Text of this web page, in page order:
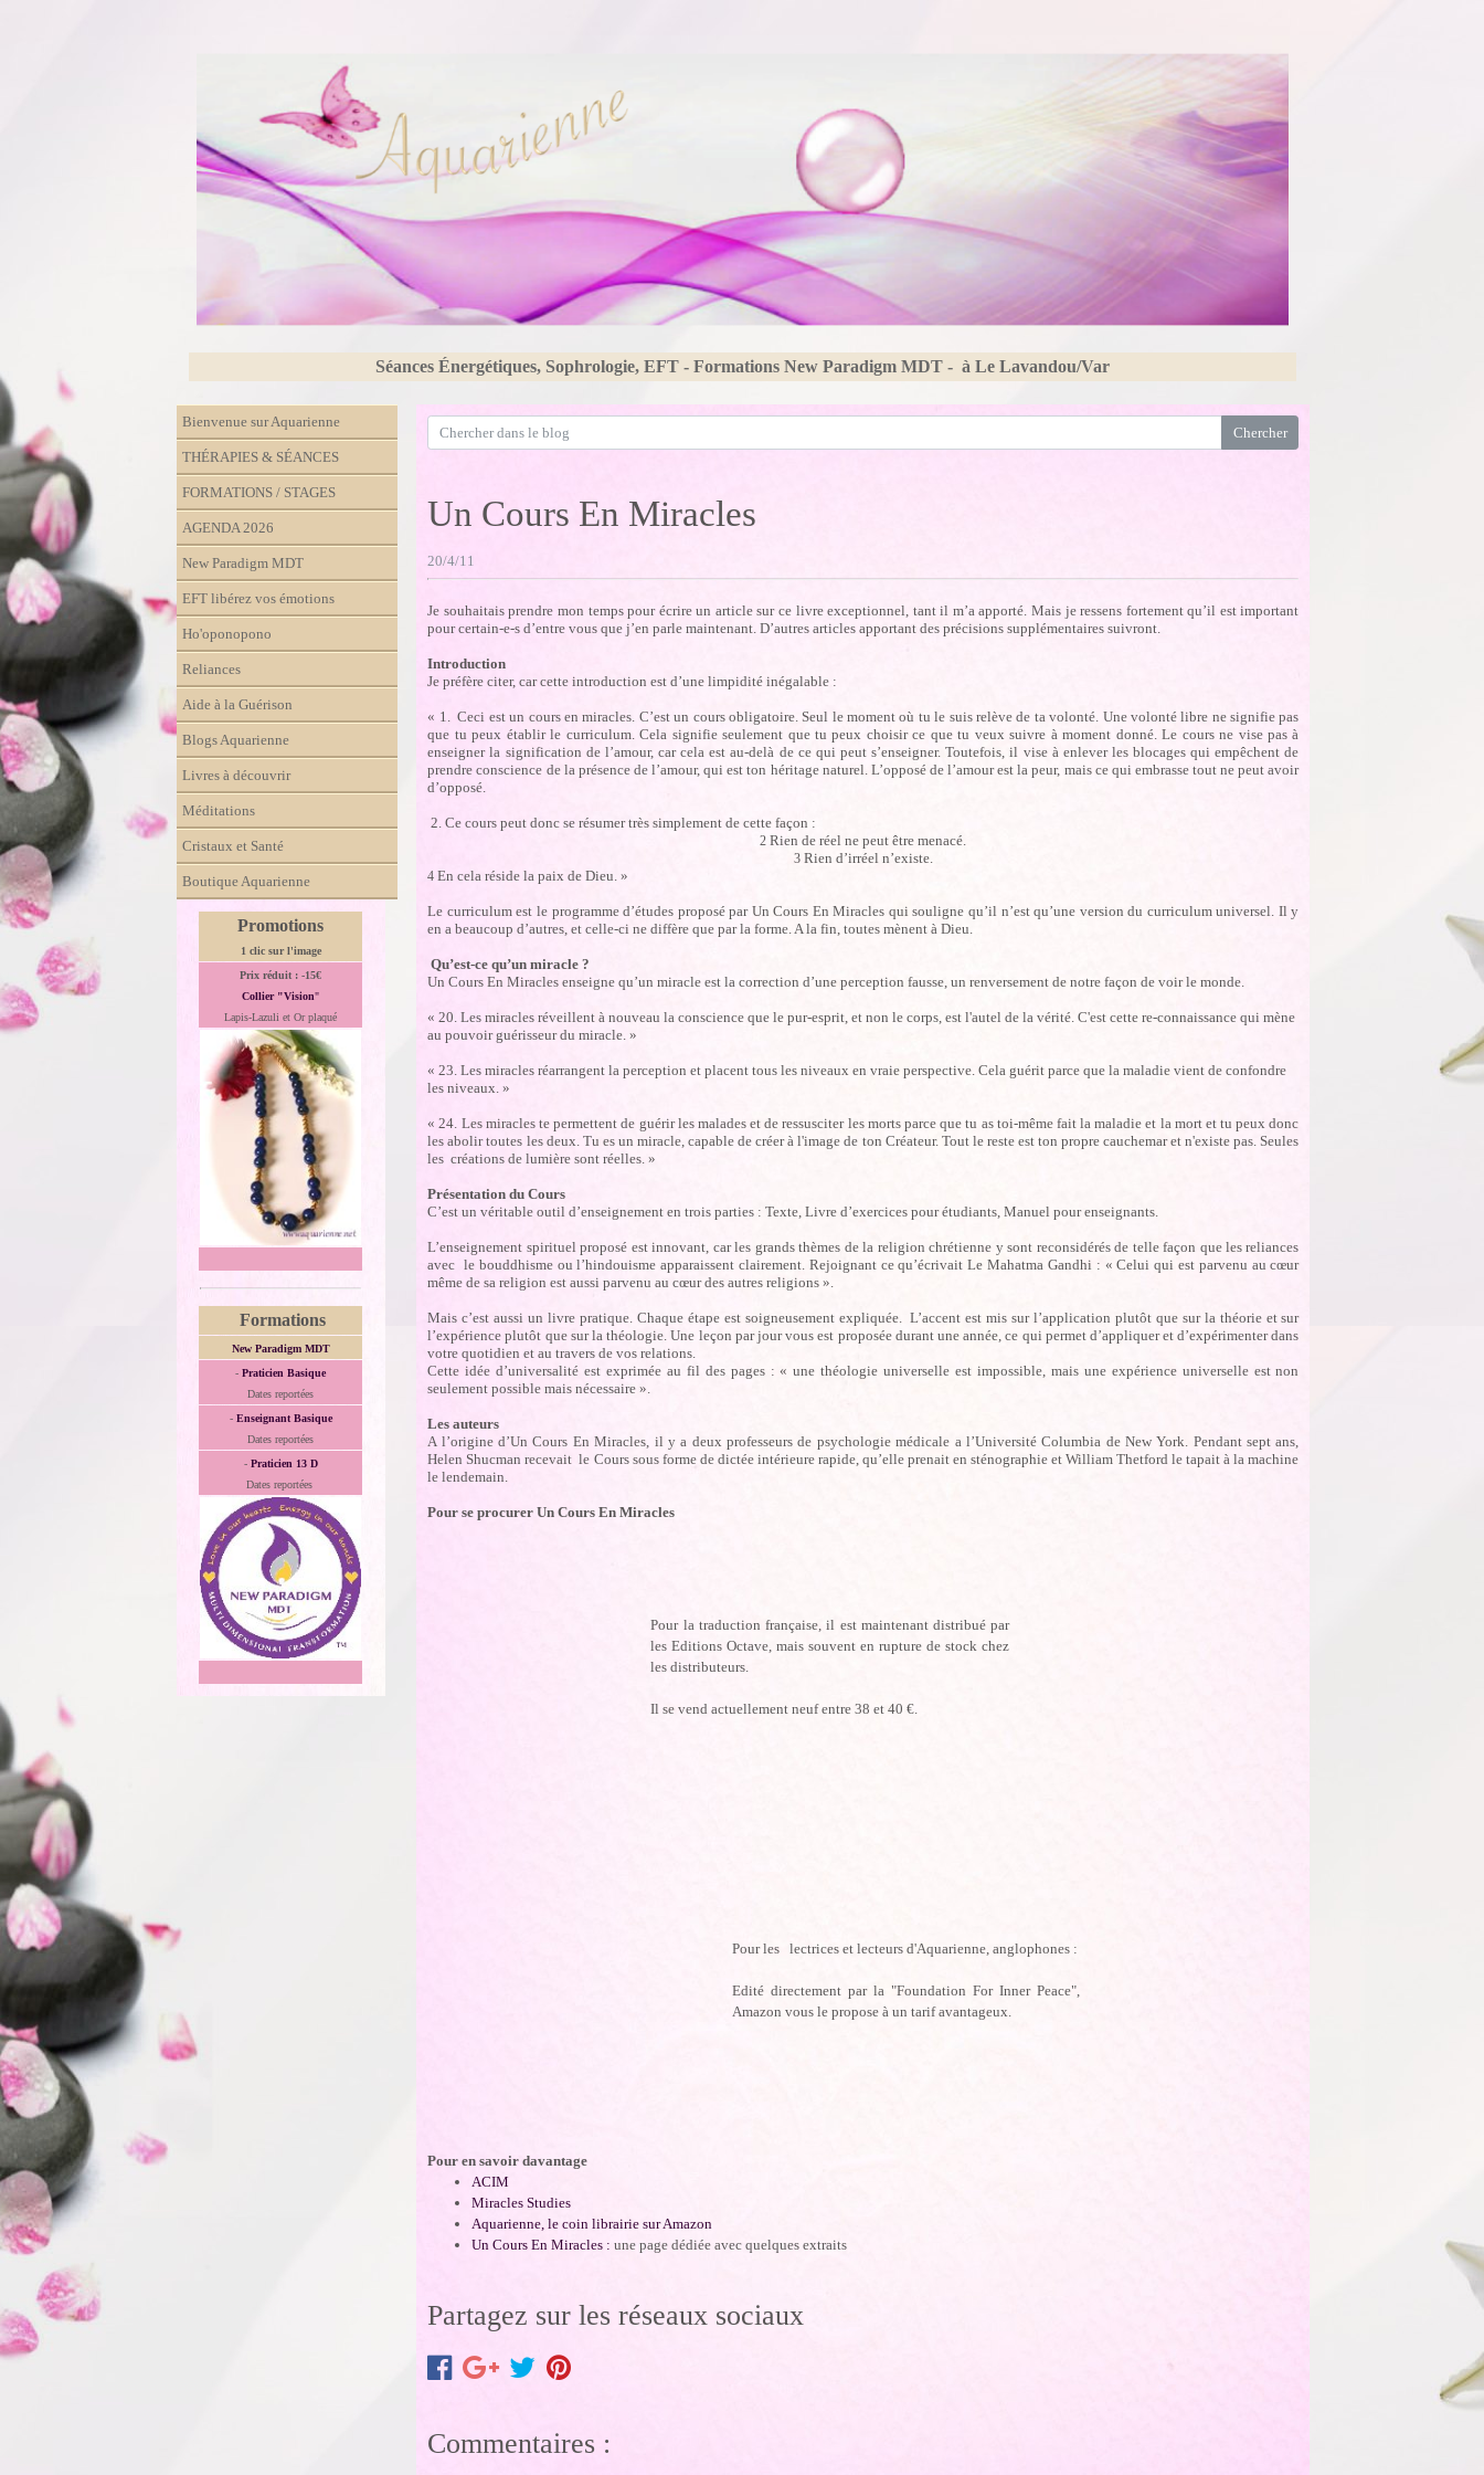
Séances Énergétiques, Sophrologie, EFT - Formations New Paradigm MDT - à Le Lavandou/Var
Bienvenue sur Aquarienne
THÉRAPIES & SÉANCES
FORMATIONS / STAGES
AGENDA 2026
New Paradigm MDT
EFT libérez vos émotions
Ho'oponopono
Reliances
Aide à la Guérison
Blogs Aquarienne
Livres à découvrir
Méditations
Cristaux et Santé
Boutique Aquarienne
Promotions
1 clic sur l'image
Prix réduit : -15€
Collier "Vision"
Lapis-Lazuli et Or plaqué
Formations
New Paradigm MDT
-Praticien Basique
Dates reportées
- Enseignant Basique
Dates reportées
- Praticien 13 D
Dates reportées
Un Cours En Miracles
20/4/11
Je souhaitais prendre mon temps pour écrire un article sur ce livre exceptionnel, tant il m’a apporté. Mais je ressens fortement qu’il est important
pour certain-e-s d’entre vous que j’en parle maintenant. D’autres articles apportant des précisions supplémentaires suivront.
Introduction
Je préfère citer, car cette introduction est d’une limpidité inégalable :
« 1. Ceci est un cours en miracles. C’est un cours obligatoire. Seul le moment où tu le suis relève de ta volonté. Une volonté libre ne signifie pas
que tu peux établir le curriculum. Cela signifie seulement que tu peux choisir ce que tu veux suivre à moment donné. Le cours ne vise pas à
enseigner la signification de l’amour, car cela est au-delà de ce qui peut s’enseigner. Toutefois, il vise à enlever les blocages qui empêchent de
prendre conscience de la présence de l’amour, qui est ton héritage naturel. L’opposé de l’amour est la peur, mais ce qui embrasse tout ne peut avoir
d’opposé.
2. Ce cours peut donc se résumer très simplement de cette façon :
2 Rien de réel ne peut être menacé.
3Rien d’irréel n’existe.
4 En cela réside la paix de Dieu. »
Le curriculum est le programme d’études proposé par Un Cours En Miracles qui souligne qu’il n’est qu’une version du curriculum universel. Il y
en a beaucoup d’autres, et celle-ci ne diffère que par la forme. A la fin, toutes mènent à Dieu.
Qu’est-ce qu’un miracle ?
Un Cours En Miracles enseigne qu’un miracle est la correction d’une perception fausse, un renversement de notre façon de voir le monde.
« 20. Les miracles réveillent à nouveau la conscience que le pur-esprit, et non le corps, est l'autel de la vérité. C'est cette re-connaissance qui mène
au pouvoir guérisseur du miracle. »
« 23. Les miracles réarrangent la perception et placent tous les niveaux en vraie perspective. Cela guérit parce que la maladie vient de confondre
les niveaux. »
« 24. Les miracles te permettent de guérir les malades et de ressusciter les morts parce que tu as toi-même fait la maladie et la mort et tu peux donc
les abolir toutes les deux. Tu es un miracle, capable de créer à l'image de ton Créateur. Tout le reste est ton propre cauchemar et n'existe pas. Seules
les créations de lumière sont réelles. »
Présentation du Cours
C’est un véritable outil d’enseignement en trois parties : Texte, Livre d’exercices pour étudiants, Manuel pour enseignants.
L’enseignement spirituel proposé est innovant, car les grands thèmes de la religion chrétienne y sont reconsidérés de telle façon que les reliances
avec le bouddhisme ou l’hindouisme apparaissent clairement. Rejoignant ce qu’écrivait Le Mahatma Gandhi : « Celui qui est parvenu au cœur
même de sa religion est aussi parvenu au cœur des autres religions ».
Mais c’est aussi un livre pratique. Chaque étape est soigneusement expliquée. L’accent est mis sur l’application plutôt que sur la théorie et sur
l’expérience plutôt que sur la théologie. Une leçon par jour vous est proposée durant une année, ce qui permet d’appliquer et d’expérimenter dans
votre quotidien et au travers de vos relations.
Cette idée d’universalité est exprimée au fil des pages : « une théologie universelle est impossible, mais une expérience universelle est non
seulement possible mais nécessaire ».
Les auteurs
A l’origine d’Un Cours En Miracles, il y a deux professeurs de psychologie médicale a l’Université Columbia de New York. Pendant sept ans,
Helen Shucman recevait le Cours sous forme de dictée intérieure rapide, qu’elle prenait en sténographie et William Thetford le tapait à la machine
le lendemain.
Pour se procurer Un Cours En Miracles
Pour la traduction française, il est maintenant distribué par
les Editions Octave, mais souvent en rupture de stock chez
les distributeurs.
Il se vend actuellement neuf entre 38 et 40 €.
Pour les lectrices et lecteurs d'Aquarienne, anglophones :
Edité directement par la "Foundation For Inner Peace",
Amazon vous le propose à un tarif avantageux.
Pour en savoir davantage
ACIM
Miracles Studies
Aquarienne, le coin librairie sur Amazon
Un Cours En Miracles : une page dédiée avec quelques extraits
Partagez sur les réseaux sociaux
Commentaires :